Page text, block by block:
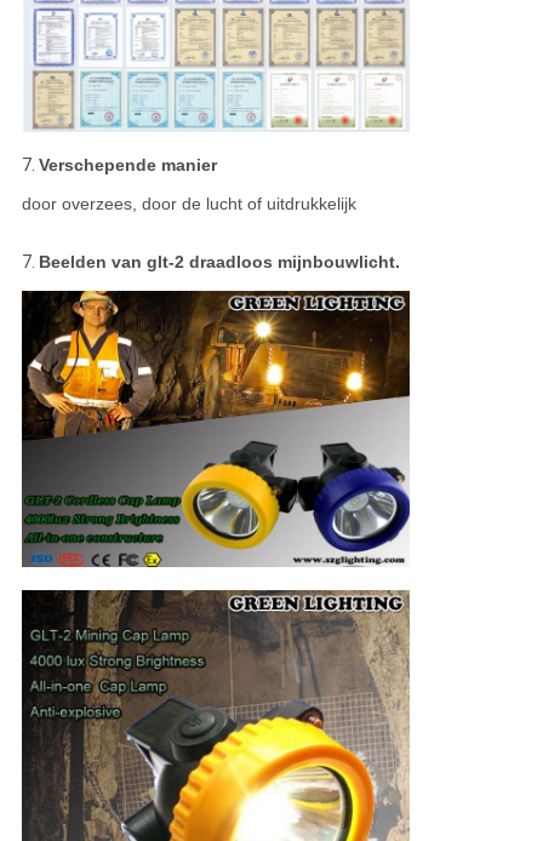
7. Verschepende manier
door overzees, door de lucht of uitdrukkelijk
7. Beelden van glt-2 draadloos mijnbouwlicht.